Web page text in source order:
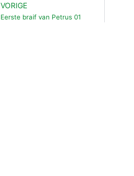
Vorige
VORIGE
Eerste braif van Petrus 01